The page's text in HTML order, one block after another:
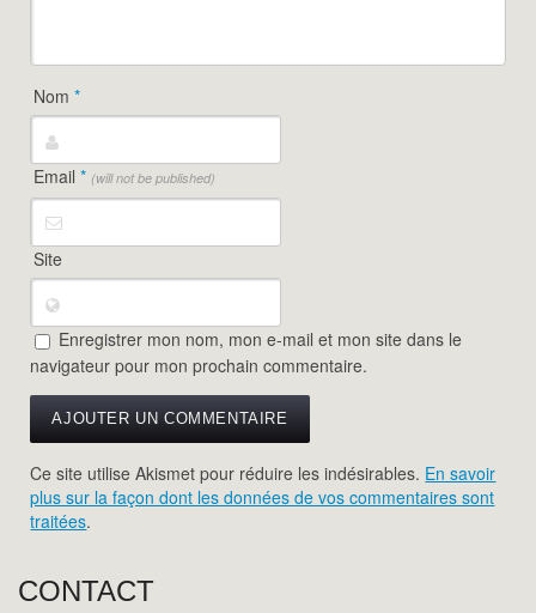
Nom*
Email* (will not be published)
Site
Enregistrer mon nom, mon e-mail et mon site dans le
navigateur pour mon prochain commentaire.
Ce site utilise Akismet pour réduire les indésirables. En savoir
plus sur la façon dont les données de vos commentaires sont
traitées.
CONTACT